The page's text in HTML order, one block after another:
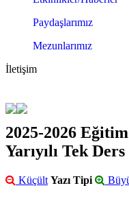
Paydaşlarımız
Mezunlarımız
İletişim
2025-2026
Yarıyılı Tek
Küçült Yazı Tipi